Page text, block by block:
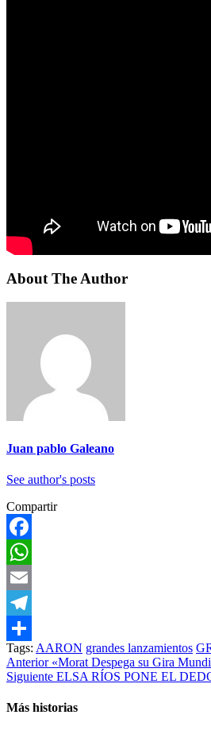
About The Author
Juan pablo Galeano
See author's posts
Compartir
Facebook
WhatsApp
Email
Telegram
Compartir
Tags: AARON grandes lanzamientos
Post
navigation
Anterior«Morat Despega su Gira
Siguiente ELSA RÍOS PONE EL
Más historias